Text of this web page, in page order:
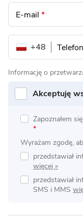
E-mail *
Telefon
+48
Informację o
Akceptuję
Zapoznałem
*
Wyrażam zgodę,
przedstawiał
przedstawiał
SMS i MMS